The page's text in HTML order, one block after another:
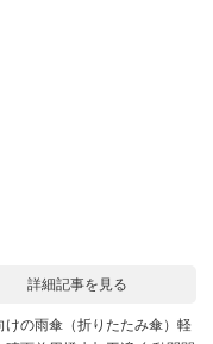
詳細記事を見る
けの雨傘（折りたたみ傘）軽